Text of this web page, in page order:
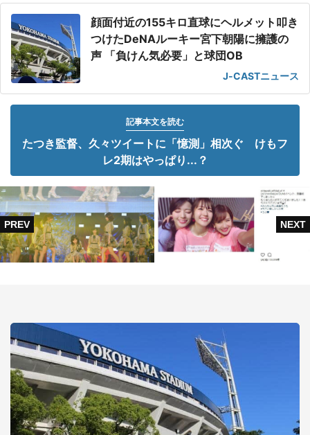
顔面付近の155キロ直球にヘルメット叩き
つけたDeNAルーキー宮下朝陽に擁護の
声 「負けん気必要」と球団OB
J-CASTニュース
記事本文を読む
たつき監督、久々ツイートに「憶測」相次ぐ けもフ
レ2期はやっぱり...？